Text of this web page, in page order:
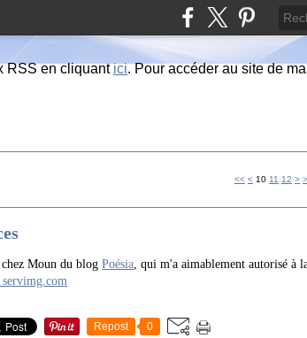
RSS en cliquantici. Pour accéder au site de
<< < 10 11 12 >
Moun du blog Poésia, qui m'a aimablement autorisé
Repost 0